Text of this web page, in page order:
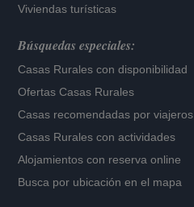
Viviendas turísticas
Búsquedas especiales:
Casas Rurales con disponibilidad
Ofertas Casas Rurales
Casas recomendadas por viajeros
Casas Rurales con actividades
Alojamientos con reserva online
Busca por ubicación en el mapa